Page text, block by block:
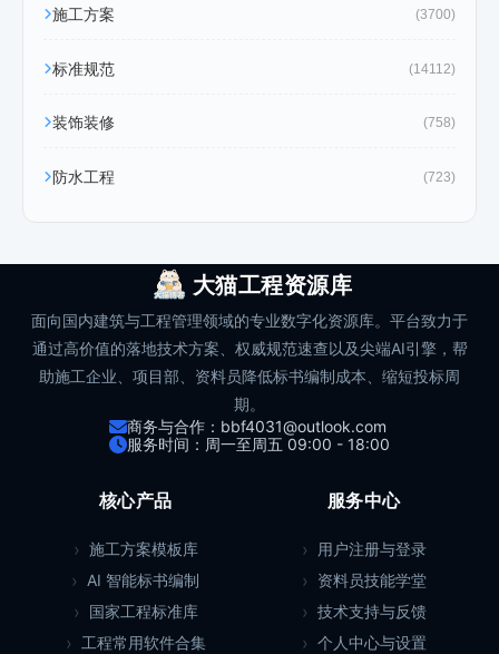
施工方案 (3700)
标准规范 (14112)
装饰装修 (758)
防水工程 (723)
大猫工程资源库
面向国内建筑与工程管理领域的专业数字化资源库。平台致力于
通过高价值的落地技术方案、权威规范速查以及尖端AI引擎，帮
助施工企业、项目部、资料员降低标书编制成本、缩短投标周
期。
商务与合作：bbf4031@outlook.com
服务时间：周一至周五 09:00 - 18:00
核心产品
施工方案模板库
AI 智能标书编制
国家工程标准库
工程常用软件合集
服务中心
用户注册与登录
资料员技能学堂
技术支持与反馈
个人中心与设置